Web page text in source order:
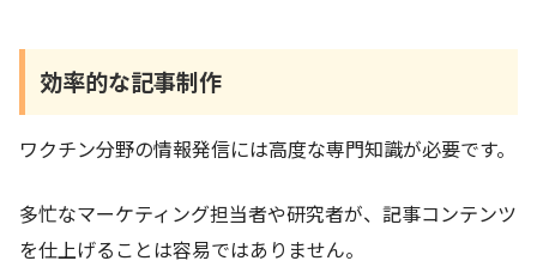
効率的な記事制作
ワクチン分野の情報発信には高度な専門知識が必要です。
多忙なマーケティング担当者や研究者が、記事コンテンツ
を仕上げることは容易ではありません。